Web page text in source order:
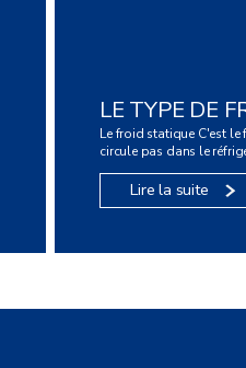
LE TYPE DE
Le froid statique C'est
circule pas dans le
Lire la suite